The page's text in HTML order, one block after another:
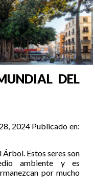
DEL
2024 Publicado en:
Estos seres son
ambiente y es
por mucho